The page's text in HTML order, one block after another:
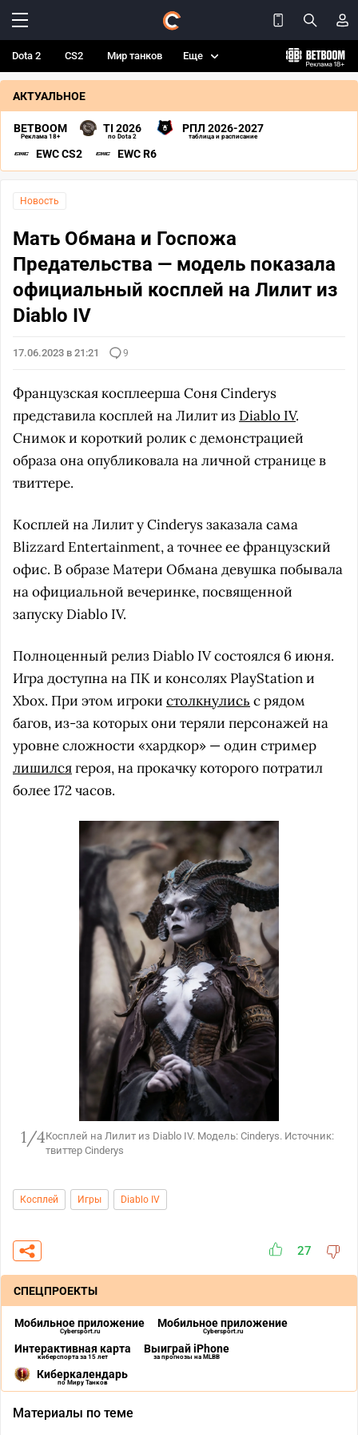
Dota 2 CS2 Мир танков Еще
АКТУАЛЬНОЕ
BETBOOM
Реклама 18+
TI 2026
по Dota 2
РПЛ 2026-2027
таблица и расписание
EWC CS2 EWC R6
Новость
Мать Обмана и Госпожа
Предательства — модель показала
официальный косплей на Лилит из
Diablo IV
17.06.2023 в 21:21 9
Французская косплеерша Соня Cinderys
представила косплей на Лилит из Diablo IV.
Снимок и короткий ролик с демонстрацией
образа она опубликовала на личной странице в
твиттере.
Косплей на Лилит у Cinderys заказала сама
Blizzard Entertainment, а точнее ее французский
офис. В образе Матери Обмана девушка побывала
на официальной вечеринке, посвященной
запуску Diablo IV.
Полноценный релиз Diablo IV состоялся 6 июня.
Игра доступна на ПК и консолях PlayStation и
Xbox. При этом игроки столкнулись с рядом
багов, из-за которых они теряли персонажей на
уровне сложности «хардкор» — один стример
лишилсягероя, на прокачку которого потратил
более 172 часов.
1/4Косплей на Лилит из Diablo IV. Модель: Cinderys. Источник:
твиттер Cinderys
Косплей Игры Diablo IV
27
СПЕЦПРОЕКТЫ
Мобильное приложение
Cybersport.ru
Мобильное приложение
Cybersport.ru
Интерактивная карта
киберспорта за 15 лет
Выиграй iPhone
за прогнозы на MLBB
Киберкалендарь
по Миру Танков
Материалы по теме